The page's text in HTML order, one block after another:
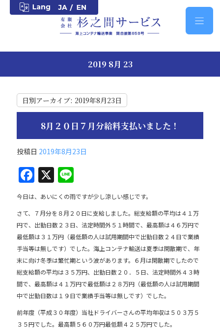
2019 8月 23
日別アーカイブ: 2019年8月23日
8月２０日７月分給料支払いました！
投稿日 2019年8月23日
F
a
c
e
b
o
o
k
X Li
n
e
今日は、あいにくの雨ですが少し涼しい感じです。
さて、７月分を８月２０日に支給しました。総支給額の平均は４１万
円で、出勤日数２３日、法定時間外５１時間で、最高額は４６万円で
最低額は３１万円（最低額の人は試用期間中で出勤日数２４日で業績
手当等は無しです）でした。海上コンテナ輸送は夏季は閑散期で、年
末に向け冬季は繁忙期という波があります。６月は閑散期でしたので
総支給額の平均は３５万円、出勤日数２０．５日、法定時間外４３時
間で、最高額は４１万円で最低額は２８万円（最低額の人は試用期間
中で出勤日数は１９日で業績手当等は無しです）でした。
前年度（平成３０年度）当社ドライバーさんの平均年収は５０３万５
３５円でした。最高額５６０万円最低額４２５万円でした。